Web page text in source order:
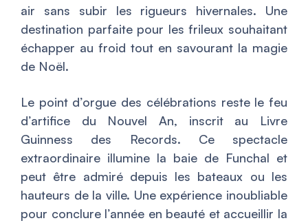
air sans subir les rigueurs hivernales. Une
destination parfaite pour les frileux souhaitant
échapper au froid tout en savourant la magie
de Noël.
Le point d’orgue des célébrations reste le feu
d’artifice du Nouvel An, inscrit au Livre
Guinness des Records. Ce spectacle
extraordinaire illumine la baie de Funchal et
peut être admiré depuis les bateaux ou les
hauteurs de la ville. Une expérience inoubliable
pour conclure l’année en beauté et accueillir la